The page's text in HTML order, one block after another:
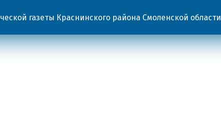
газеты Краснинского района Смоленской области